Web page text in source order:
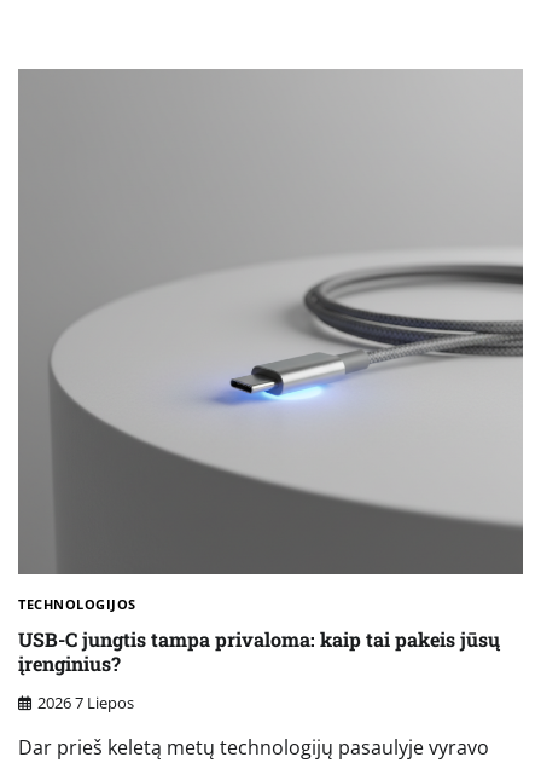
TECHNOLOGIJOS
USB-C jungtis tampa privaloma: kaip tai pakeis jūsų
įrenginius?
2026 7 Liepos
Dar prieš keletą metų technologijų pasaulyje vyravo